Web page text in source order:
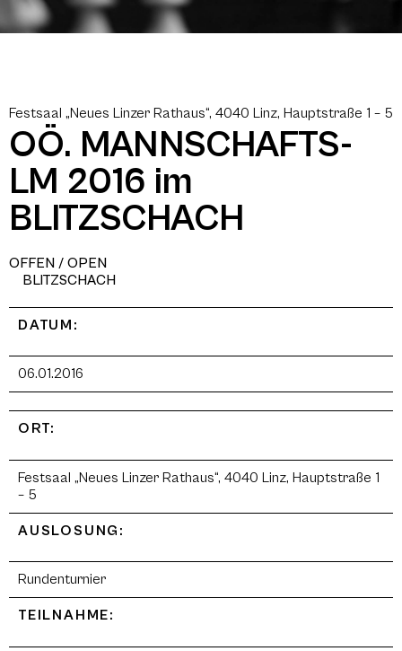
Festsaal „Neues Linzer Rathaus“, 4040 Linz, Hauptstraße 1 – 5
OÖ. MANNSCHAFTS-
LM 2016 im
BLITZSCHACH
OFFEN / OPEN
BLITZSCHACH
DATUM:
06.01.2016
ORT:
Festsaal „Neues Linzer Rathaus“, 4040 Linz, Hauptstraße 1
– 5
AUSLOSUNG:
Rundenturnier
TEILNAHME: